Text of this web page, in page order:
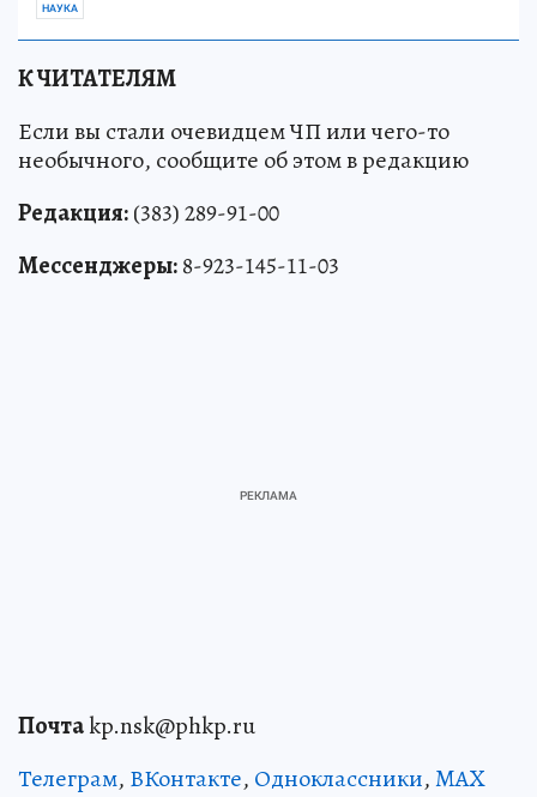
НАУКА
К ЧИТАТЕЛЯМ
Если вы стали очевидцем ЧП или чего-то
необычного, сообщите об этом в редакцию
Редакция:(383) 289-91-00
Мессенджеры:8-923-145-11-03
Почтаkp.nsk@phkp.ru
Телеграм, ВКонтакте, Одноклассники,MAX